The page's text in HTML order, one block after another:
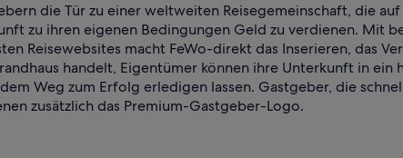
die Tür zu einer weltweiten Reisegemeinschaft, die
zu ihren eigenen Bedingungen Geld zu verdienen. Mit
Reisewebsites macht FeWo-direkt das Inserieren, das
handelt, Eigentümer können ihre Unterkunft in ein
Weg zum Erfolg erledigen lassen. Gastgeber, die
zusätzlich das Premium-Gastgeber-Logo.